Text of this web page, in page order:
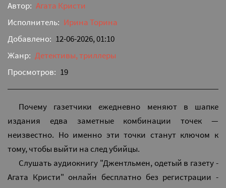
Автор: Агата Кристи
Исполнитель: Ирина Торина
Добавлено: 12-06-2026, 01:10
Жанр: Детективы, триллеры
Просмотров: 19
Почему газетчики ежедневно меняют в шапке
издания едва заметные комбинации точек —
неизвестно. Но именно эти точки станут ключом к
тому, чтобы выйти на след убийцы.
Слушать аудиокнигу "Джентльмен, одетый в газету -
Агата Кристи" онлайн бесплатно без регистрации -